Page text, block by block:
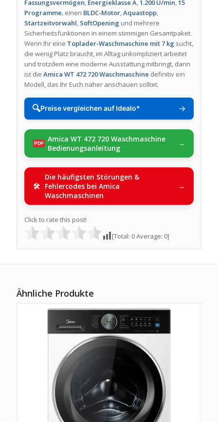
Fassungsvermögen, Energieklasse A,1.200 U/min,15
Programme, einen BLDC-Motor,Aquastopp,
Startzeitvorwahl, SoftOpening und mehrere
Sicherheitsfunktionen in einem stimmigen Gesamtpaket.
Wenn Ihr eine Toplader-Waschmaschine mit 7 kg sucht,
die wenig Platz braucht, im Alltag unkompliziert arbeitet
und trotzdem eine moderne Ausstattung mitbringt, dann
ist die Amica WT 472 720 Waschmaschine definitiv ein
Modell, das Ihr Euch näher anschauen solltet.
🔍Preise vergleichen auf Idealo* →
Amica WT 472 720 Waschmaschine
Bedienungsanleitung
Die häufigsten Störungen &
Fehlercodes bei Amica
Waschmaschinen
Click to rate this post!
[Total: 0Average: 0]
Ähnliche Produkte